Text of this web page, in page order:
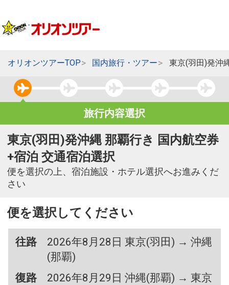
オリオンツアーTOP 国内旅行・ツアー 東京(羽田)発沖
旅行内容選択
東京(羽田)発沖縄 那覇行き 国内航空券
+宿泊 交通宿泊選択
便を選択の上、宿泊施設・ホテル選択へお進みくだ
さい
便を選択してください
往路
2026年8月28日 東京(羽田) → 沖縄
(那覇)
復路
2026年8月29日 沖縄(那覇) → 東京